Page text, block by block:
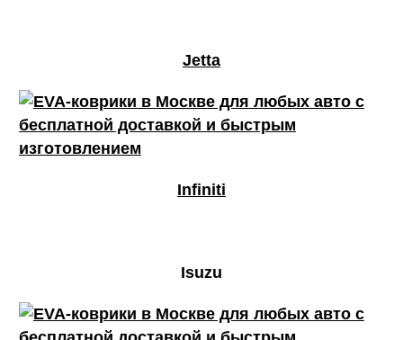
Jetta
Infiniti
Isuzu